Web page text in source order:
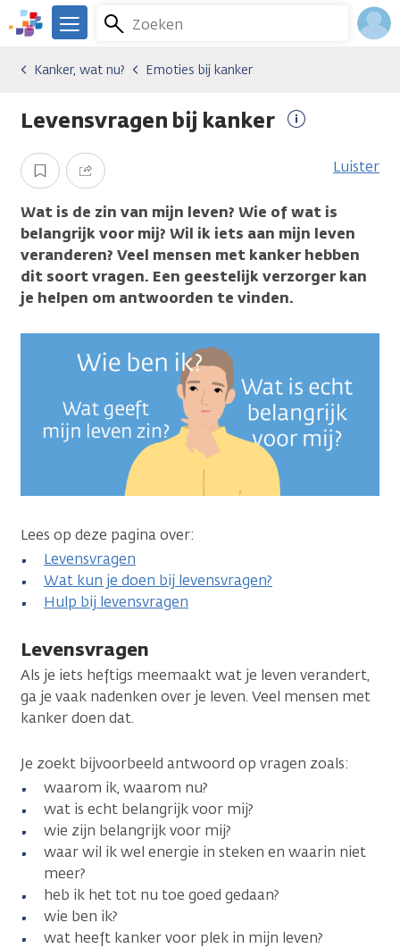
Overslaan
en
gaan
We
er
je.
Zoeken
Menu
Gevolgen van kanker
Kanker, wat nu?
Emoties bij kanker
Kanker, wat nu? Emoties bij kanker
Levensvragen bij kanker
informatie
Opslaan Delen Luister
Wat is de zin van mijn leven? Wie of wat is
belangrijk voor mij? Wil ik iets aan mijn leven
veranderen? Veel mensen met kanker hebben
dit soort vragen. Een geestelijk verzorger kan
je helpen om antwoorden te vinden.
Lees op deze pagina over:
Levensvragen
Wat kun je doen bij levensvragen?
Hulp bij levensvragen
Levensvragen
Als je iets heftigs meemaakt wat je leven verandert,
ga je vaak nadenken over je leven. Veel mensen met
kanker doen dat.
Je zoekt bijvoorbeeld antwoord op vragen zoals:
waarom ik, waarom nu?
wat is echt belangrijk voor mij?
wie zijn belangrijk voor mij?
waar wil ik wel energie in steken en waarin niet
meer?
heb ik het tot nu toe goed gedaan?
wie ben ik?
wat heeft kanker voor plek in mijn leven?